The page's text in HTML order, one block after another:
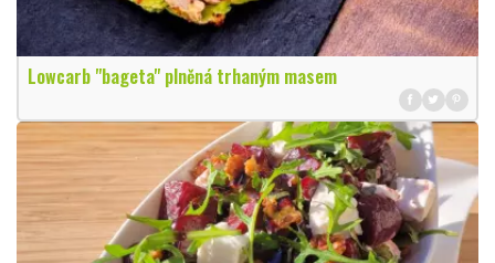
Lowcarb "bageta" plněná trhaným masem